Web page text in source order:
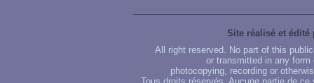
Site réalisé et édité
All right reserved. No part of this
or transmitted in any
photocopying, recording or